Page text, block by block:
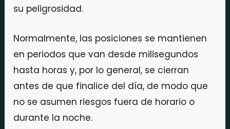
su peligrosidad.
Normalmente, las posiciones se mantienen
en periodos que van desde milisegundos
hasta horas y, por lo general, se cierran
antes de que finalice del día, de modo que
no se asumen riesgos fuera de horario o
durante la noche.